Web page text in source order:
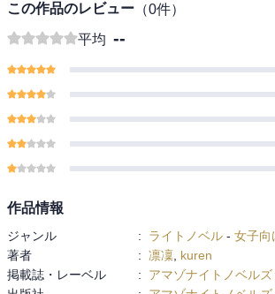
この作品のレビュー （0件）
平均 --
作品情報
ジャンル : ライトノベル - 女子向
著者
: 凛凜 kuren
掲載誌・レーベル
:
アマゾナイトノベルズ